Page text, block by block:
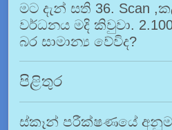
මට දැන් සති 36. Scan
වර්ධනය මදි කිවුවා.
බර සාමාන්‍ය වේවිද?
පිළිතුර
ස්කෑන් පරීක්ෂණයේ